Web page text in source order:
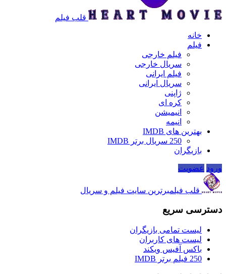
قلب فیلم
خانه
فیلم
فیلم خارجی
سریال خارجی
فیلم ایرانی
سریال ایرانی
ژاپنی
کره ای
انیمیشن
انیمه
بهترین های IMDB
250 سریال برتر IMDB
بازیگران
ورود عضویت
قلب فیلمبرترین سایت فیلم و سریال
دسترسی سریع
لیست تمامی بازیگران
لیست های کاربران
باکس آفیس ویکند
250 فیلم برتر IMDB